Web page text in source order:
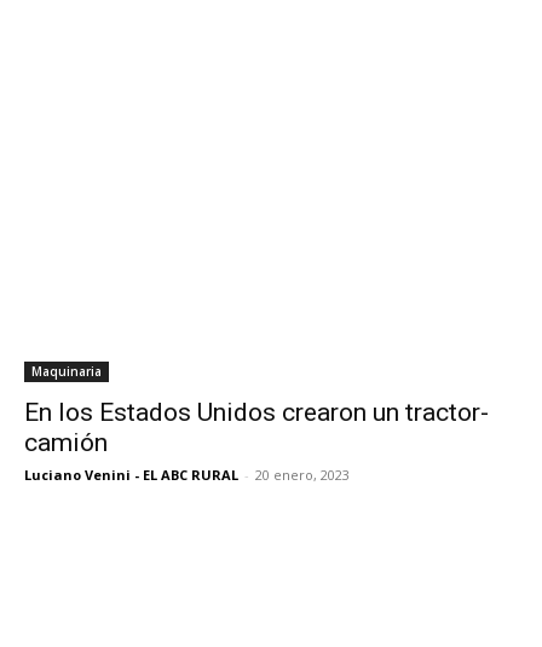
Maquinaria
En los Estados Unidos crearon un tractor-
camión
Luciano Venini - EL ABC RURAL - 20 enero, 2023